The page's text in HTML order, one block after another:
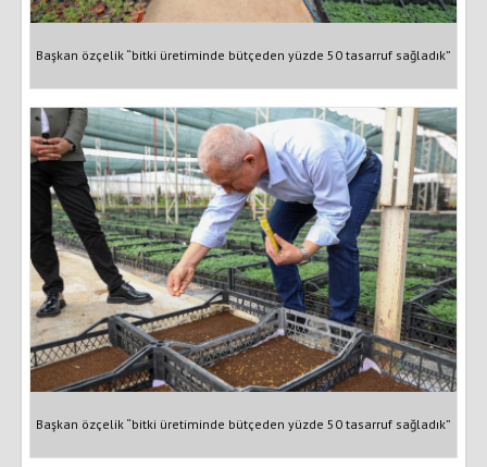
Başkan özçelik “bitki üretiminde bütçeden yüzde 50 tasarruf sağladık”
Başkan özçelik “bitki üretiminde bütçeden yüzde 50 tasarruf sağladık”